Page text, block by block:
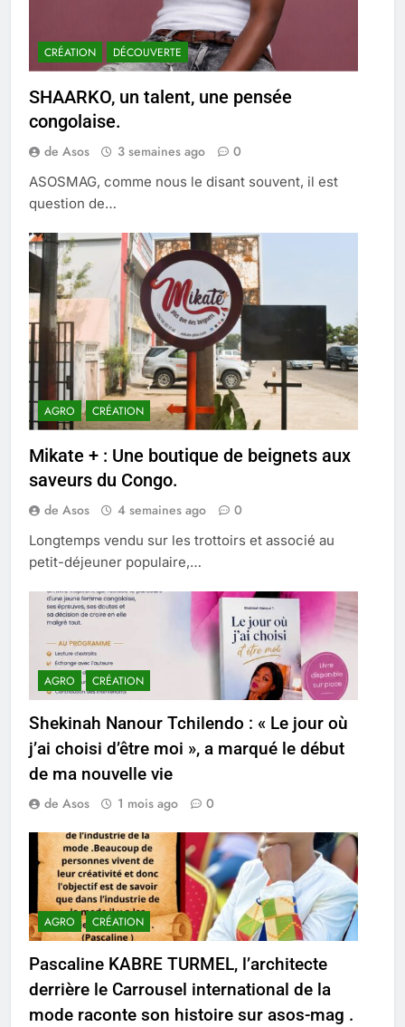
CRÉATION DÉCOUVERTE
SHAARKO, un talent, une pensée
congolaise.
de Asos 3 semaines ago 0
ASOSMAG, comme nous le disant souvent, il est
question de…
AGRO CRÉATION
Mikate + : Une boutique de beignets aux
saveurs du Congo.
de Asos 4 semaines ago 0
Longtemps vendu sur les trottoirs et associé au
petit-déjeuner populaire,…
AGRO CRÉATION
Shekinah Nanour Tchilendo : « Le jour où
j’ai choisi d’être moi », a marqué le début
de ma nouvelle vie
de Asos 1 mois ago 0
AGRO CRÉATION
Pascaline KABRE TURMEL, l’architecte
derrière le Carrousel international de la
mode raconte son histoire sur asos-mag .